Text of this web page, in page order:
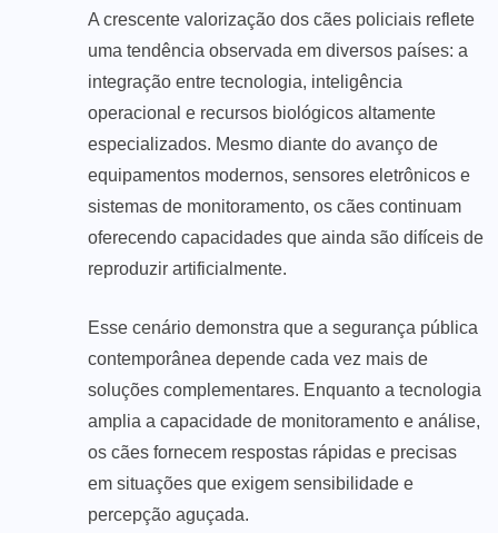
A crescente valorização dos cães policiais reflete
uma tendência observada em diversos países: a
integração entre tecnologia, inteligência
operacional e recursos biológicos altamente
especializados. Mesmo diante do avanço de
equipamentos modernos, sensores eletrônicos e
sistemas de monitoramento, os cães continuam
oferecendo capacidades que ainda são difíceis de
reproduzir artificialmente.
Esse cenário demonstra que a segurança pública
contemporânea depende cada vez mais de
soluções complementares. Enquanto a tecnologia
amplia a capacidade de monitoramento e análise,
os cães fornecem respostas rápidas e precisas
em situações que exigem sensibilidade e
percepção aguçada.